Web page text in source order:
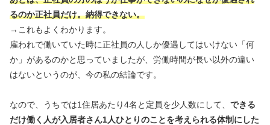
るのか正社員だけ。納得できない。
→これもよくわかります。
雇われで働いていた時に正社員の人しか優遇してはいけない「何
か」があるのかと思っていましたが、労働時間が長い以外の違い
はないというのが、今の私の結論です。
なので、うちでは1住居あたり4名と定員を少人数にして、 できる
だけ働く人が入居者さん1人ひとりのことを考えられる体制にした